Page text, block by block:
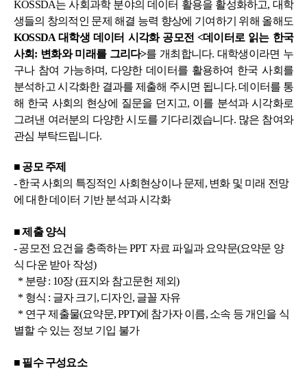
KOSSDA는 사회과학 분야의 데이터 활용을 활성화하고, 대학
생들의 창의적인 문제 해결 능력 향상에 기여하기 위해 올해도
KOSSDA대학생 데이터 시각화 공모전<데이터로 읽는 한국
사회: 변화와 미래를 그리다>를 개최합니다. 대학생이라면 누
구나 참여 가능하며, 다양한 데이터를 활용하여 한국 사회를
분석하고 시각화한 결과를 제출해 주시면 됩니다. 데이터를 통
해 한국 사회의 현상에 질문을 던지고, 이를 분석과 시각화로
그려낸 여러분의 다양한 시도를 기다리겠습니다. 많은 참여와
관심 부탁드립니다.
■ 공모 주제
- 한국 사회의 특징적인 사회현상이나 문제, 변화 및 미래 전망
에 대한 데이터 기반 분석과 시각화
■ 제출 양식
- 공모전 요건을 충족하는 PPT 자료 파일과 요약문(요약문 양
식 다운 받아 작성)
* 분량 : 10장 (표지와 참고문헌 제외)
* 형식 : 글자 크기, 디자인, 글꼴 자유
* 연구 제출물(요약문, PPT)에 참가자 이름, 소속 등 개인을 식
별할 수 있는 정보 기입 불가
■ 필수 구성요소